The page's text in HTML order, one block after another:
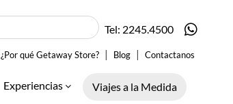
Tel: 2245.4500
¿Por qué Getaway Store? | Blog | Contactanos
Experiencias Viajes a la Medida